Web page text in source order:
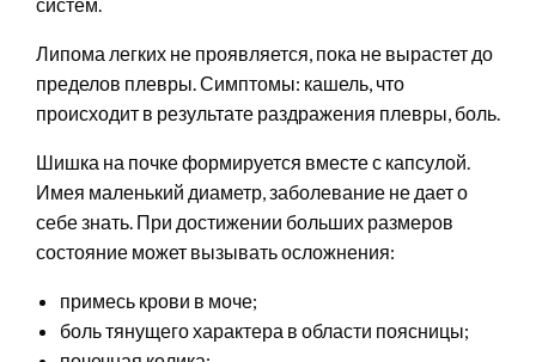
Липома легких не проявляется, пока не вырастет до
пределов плевры. Симптомы: кашель, что
происходит в результате раздражения плевры, боль.
Шишка на почке формируется вместе с капсулой.
Имея маленький диаметр, заболевание не дает о
себе знать. При достижении больших размеров
состояние может вызывать осложнения:
примесь крови в моче;
боль тянущего характера в области поясницы;